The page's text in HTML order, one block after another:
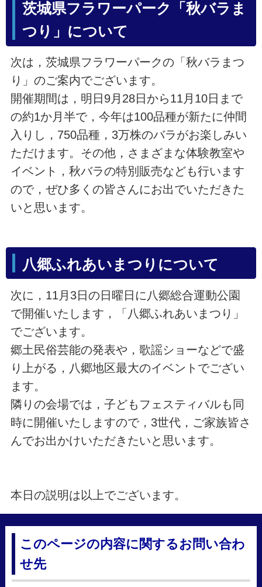
茨城県フラワーパーク「秋バラま
つり」について
次は，茨城県フラワーパークの「秋バラまつ
り」のご案内でございます。
開催期間は，明日9月28日から11月10日まで
の約1か月半で，今年は100品種が新たに仲間
入りし，750品種，3万株のバラがお楽しみい
ただけます。その他，さまざまな体験教室や
イベント，秋バラの特別販売なども行います
ので，ぜひ多くの皆さんにお出でいただきた
いと思います。
八郷ふれあいまつりについて
次に，11月3日の日曜日に八郷総合運動公園
で開催いたします，「八郷ふれあいまつり」
でございます。
郷土民俗芸能の発表や，歌謡ショーなどで盛
り上がる，八郷地区最大のイベントでござい
ます。
隣りの会場では，子どもフェスティバルも同
時に開催いたしますので，3世代，ご家族皆さ
んでお出かけいただきたいと思います。
本日の説明は以上でございます。
このページの内容に関するお問い合わ
せ先